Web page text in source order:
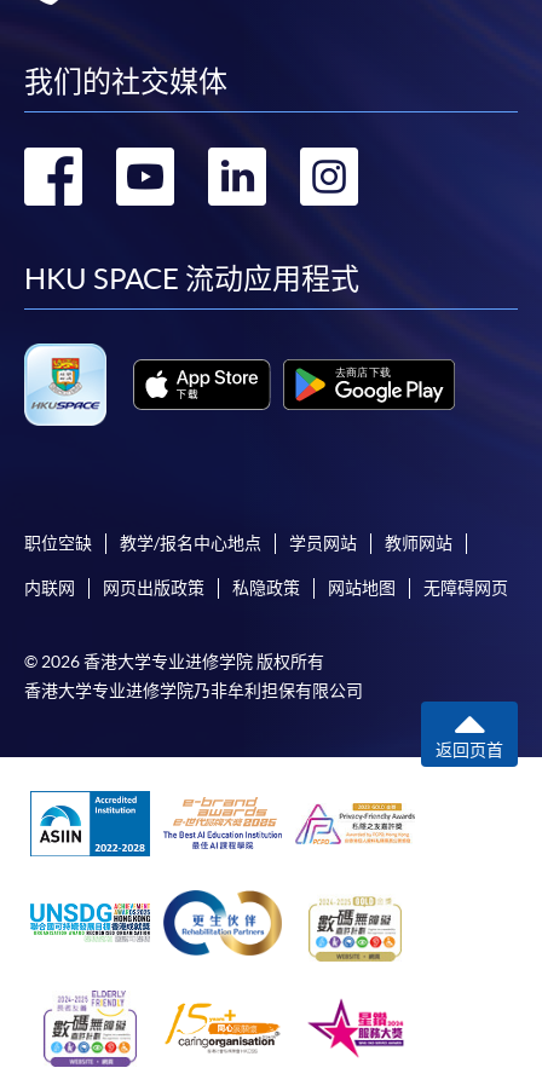
我们的社交媒体
转
facebook
转
youtube
转
linkedin
转
HKU SPACE 流动应用程式
职位空缺 教学/报名中心地点 学员网站 教师网站
内联网 网页出版政策 私隐政策 网站地图 无障碍网页
© 2026 香港大学专业进修学院 版权所有
香港大学专业进修学院乃非牟利担保有限公司
返回页首